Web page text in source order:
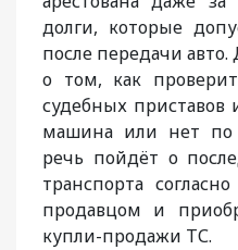
долги, которые
после передачи
о том, как
судебных приставов
машина или нет
речь пойдёт о
транспорта
продавцом и
купли-продажи ТС.